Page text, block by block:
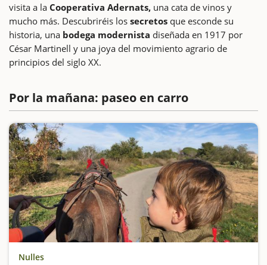
visita a la Cooperativa Adernats, una cata de vinos y
mucho más. Descubriréis los secretos que esconde su
historia, una bodega modernista diseñada en 1917 por
César Martinell y una joya del movimiento agrario de
principios del siglo XX.
Por la mañana: paseo en carro
Nulles